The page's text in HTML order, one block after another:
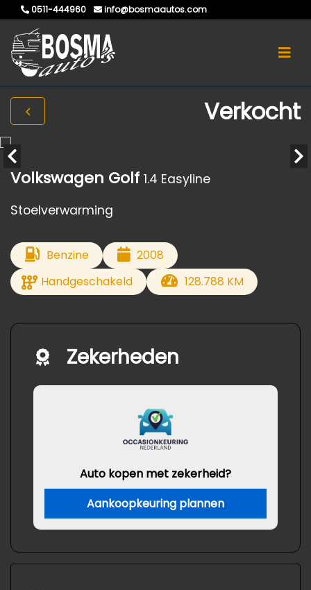
0511-444960 info@bosmaautos.com
Verkocht
Volkswagen Golf 1.4 Easyline
Stoelverwarming
Benzine
2008
Handgeschakeld
128.788 KM
Zekerheden
Auto kopen met zekerheid?
Aankoopkeuring plannen